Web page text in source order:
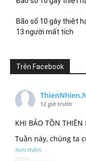
Bão số 10 gây thiệt
13 người mất tích
Trên Facebook
12 giờ trước
KHI BẢO TỒN
Tuần này, chúng ta
Xem thêm